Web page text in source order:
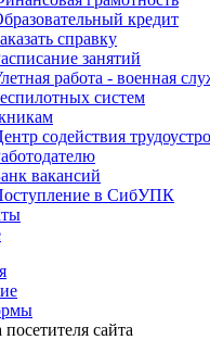
кредит
справку
занятий
работа - военная
систем
содействия
вакансий
в СибУПК
сайта